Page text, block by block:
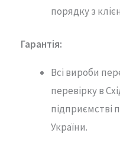
порядку з
Гарантія:
Всі вироби
перевірку в
підприємстві
України.